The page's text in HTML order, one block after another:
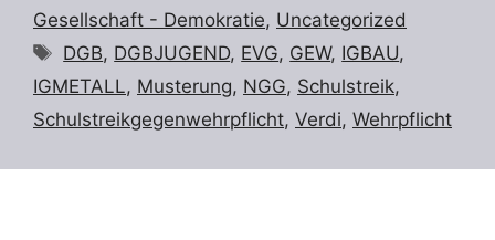
Gesellschaft - Demokratie, Uncategorized
Schlagwörter
DGB, DGBJUGEND, EVG, GEW, IGBAU,
IGMETALL, Musterung, NGG, Schulstreik,
Schulstreikgegenwehrpflicht, Verdi, Wehrpflicht